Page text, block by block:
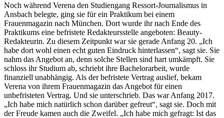
Noch während Verena den Studiengang Ressort-Journalismus in
Ansbach belegte, ging sie für ein Praktikum bei einem
Frauenmagazin nach München. Dort wurde ihr nach Ende des
Praktikums eine befristete Redakteursstelle angeboten: Beauty-
Redakteurin. Zu diesem Zeitpunkt war sie gerade Anfang 20. „Ich
habe dort wohl einen echt guten Eindruck hinterlassen“, sagt sie. Sie
nahm das Angebot an, denn solche Stellen sind hart umkämpft. Sie
schloss ihr Studium ab, schriebt ihre Bachelorarbeit, wurde
finanziell unabhängig. Als der befristete Vertrag auslief, bekam
Verena von ihrem Frauenmagazin das Angebot für einen
unbefristeten Vertrag. Und sie unterschrieb. Das war Anfang 2017.
„Ich habe mich natürlich schon darüber gefreut“, sagt sie. Doch mit
der Freude kamen auch die Zweifel. „Ich habe mich gefragt: Ist das